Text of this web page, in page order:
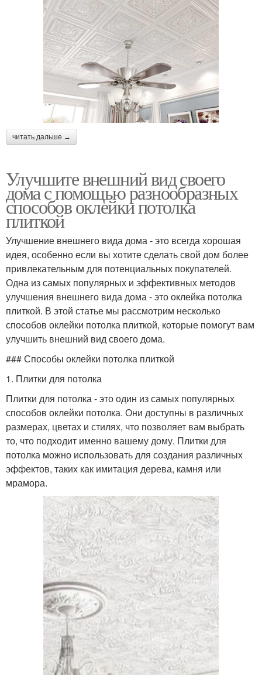
читать дальше →
Улучшите внешний вид своего
дома с помощью разнообразных
способов оклейки потолка
плиткой
Улучшение внешнего вида дома - это всегда хорошая
идея, особенно если вы хотите сделать свой дом более
привлекательным для потенциальных покупателей.
Одна из самых популярных и эффективных методов
улучшения внешнего вида дома - это оклейка потолка
плиткой. В этой статье мы рассмотрим несколько
способов оклейки потолка плиткой, которые помогут вам
улучшить внешний вид своего дома.
### Способы оклейки потолка плиткой
1. Плитки для потолка
Плитки для потолка - это один из самых популярных
способов оклейки потолка. Они доступны в различных
размерах, цветах и стилях, что позволяет вам выбрать
то, что подходит именно вашему дому. Плитки для
потолка можно использовать для создания различных
эффектов, таких как имитация дерева, камня или
мрамора.